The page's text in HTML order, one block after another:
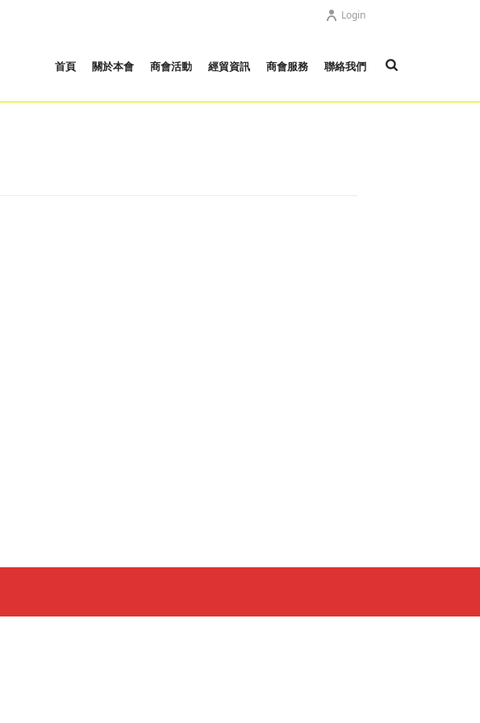
Login
首頁 關於本會 商會活動 經貿資訊 商會服務 聯絡我們